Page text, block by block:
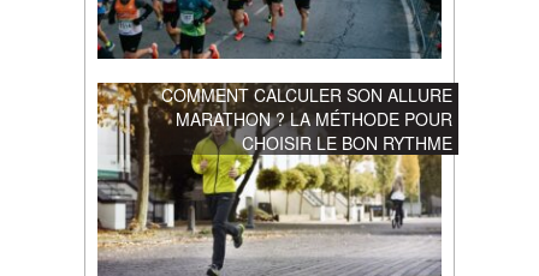
COMMENT CALCULER SON ALLURE
MARATHON ? LA MÉTHODE POUR
CHOISIR LE BON RYTHME